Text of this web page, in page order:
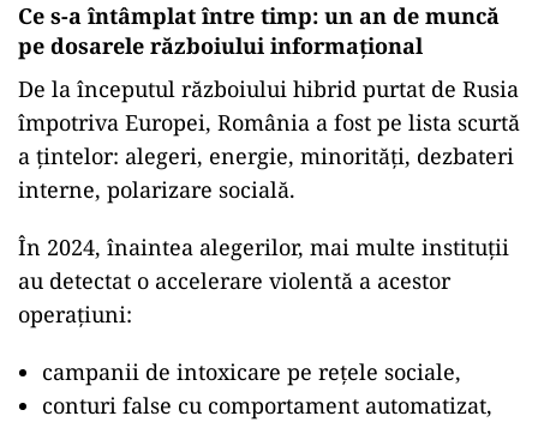
Ce s-a întâmplat între timp: un an de muncă
pe dosarele războiului informațional
De la începutul războiului hibrid purtat de Rusia
împotriva Europei, România a fost pe lista scurtă
a țintelor: alegeri, energie, minorități, dezbateri
interne, polarizare socială.
În 2024, înaintea alegerilor, mai multe instituții
au detectat o accelerare violentă a acestor
operațiuni:
campanii de intoxicare pe rețele sociale,
conturi false cu comportament automatizat,